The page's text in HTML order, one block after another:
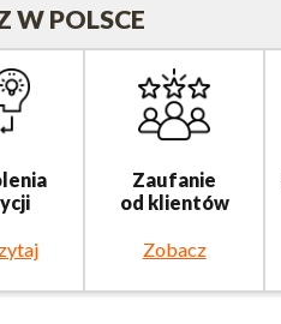
W POLSCE
Zaufanie
od klientów
Zobacz